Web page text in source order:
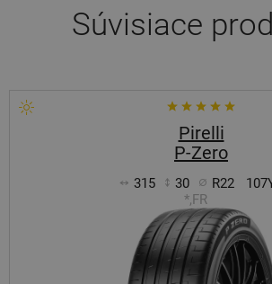
Súvisiace
Pirelli
P-Zero
315 30 R22
*,FR